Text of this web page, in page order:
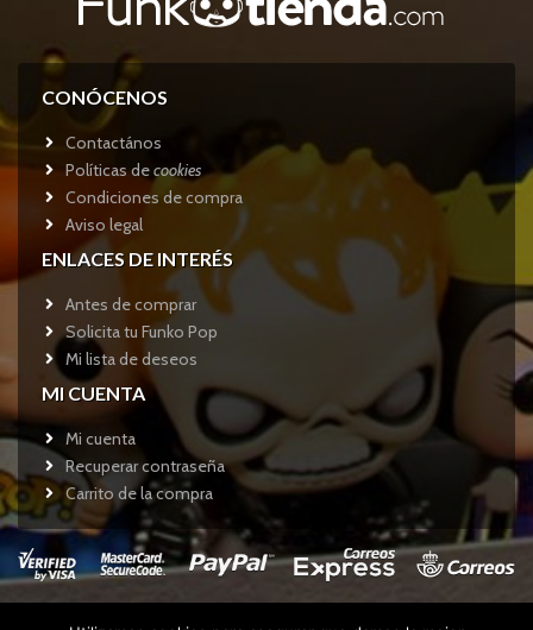
CONÓCENOS
Contactános
Políticas decookies
Condiciones de compra
Aviso legal
ENLACES DE INTERÉS
Antes de comprar
Solicita tu Funko Pop
Mi lista de deseos
MI CUENTA
Mi cuenta
Recuperar contraseña
Carrito de la compra